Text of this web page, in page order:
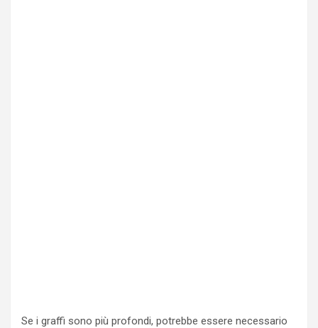
Se i graffi sono più profondi, potrebbe essere necessario